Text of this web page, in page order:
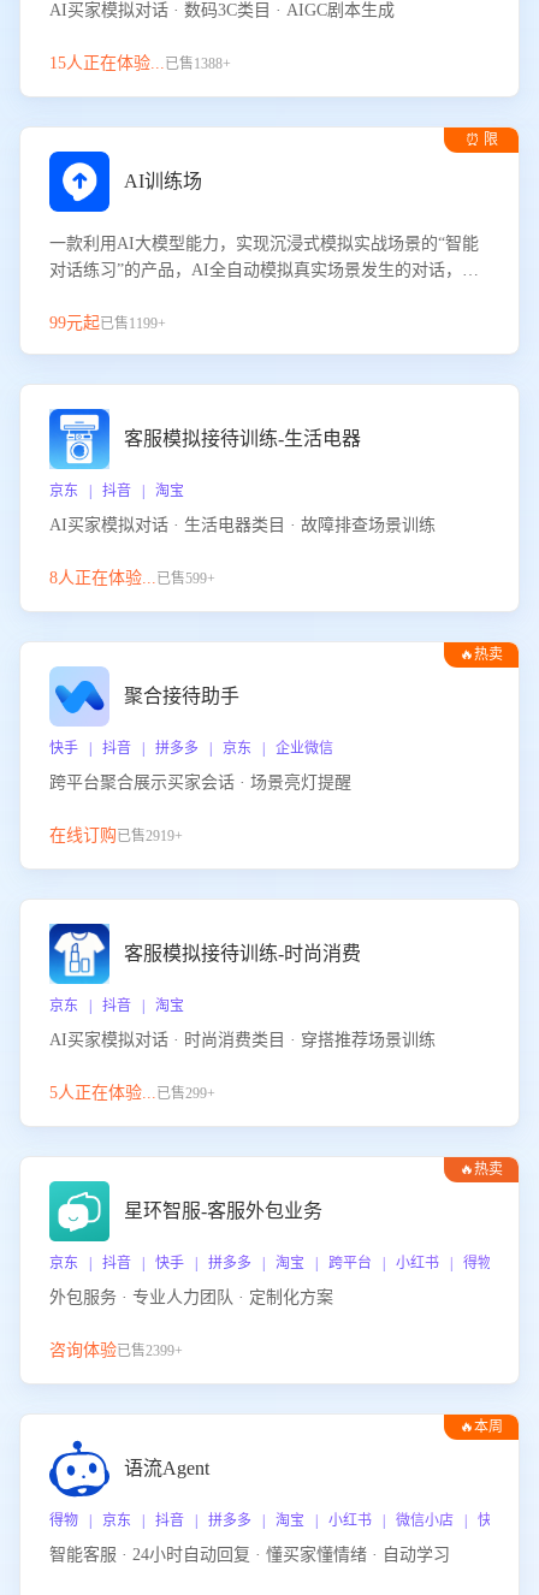
AI买家模拟对话 · 数码3C类目 · AIGC剧本生成
15人正在体验...已售1388+
⏰ 限
AI训练场
一款利用AI大模型能力，实现沉浸式模拟实战场景的“智能
对话练习”的产品，AI全自动模拟真实场景发生的对话，企
服能力。
99元起已售1199+
客服模拟接待训练-生活电器
京东 | 抖音 | 淘宝
AI买家模拟对话 · 生活电器类目 · 故障排查场景训练
8人正在体验...已售599+
🔥热卖
聚合接待助手
快手 | 抖音 | 拼多多 | 京东 | 企业微信
跨平台聚合展示买家会话 · 场景亮灯提醒
在线订购已售2919+
客服模拟接待训练-时尚消费
京东 | 抖音 | 淘宝
AI买家模拟对话 · 时尚消费类目 · 穿搭推荐场景训练
5人正在体验...已售299+
🔥热卖
星环智服-客服外包业务
京东 | 抖音 | 快手 | 拼多多 | 淘宝 | 跨平台 | 小红书 | 得物 | 企
外包服务 · 专业人力团队 · 定制化方案
咨询体验已售2399+
🔥本周
语流Agent
得物 | 京东 | 抖音 | 拼多多 | 淘宝 | 小红书 | 微信小店 | 快手 |
智能客服 · 24小时自动回复 · 懂买家懂情绪 · 自动学习